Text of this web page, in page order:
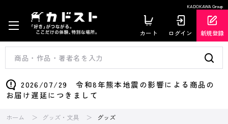
KADOKAWA Group
カート ログイン 新規登録
2026/07/29 令和8年熊本地震の影響による商品の
お届け遅延につきまして
ホーム グッズ・文具 グッズ